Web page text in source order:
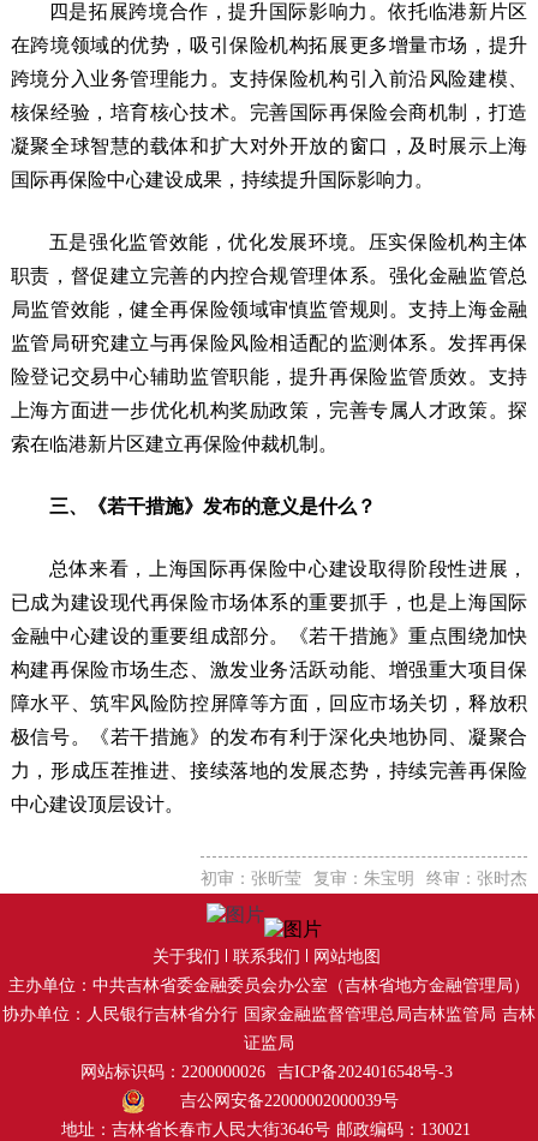
四是拓展跨境合作，提升国际影响力。依托临港新片区
在跨境领域的优势，吸引保险机构拓展更多增量市场，提升
跨境分入业务管理能力。支持保险机构引入前沿风险建模、
核保经验，培育核心技术。完善国际再保险会商机制，打造
凝聚全球智慧的载体和扩大对外开放的窗口，及时展示上海
国际再保险中心建设成果，持续提升国际影响力。
五是强化监管效能，优化发展环境。压实保险机构主体
职责，督促建立完善的内控合规管理体系。强化金融监管总
局监管效能，健全再保险领域审慎监管规则。支持上海金融
监管局研究建立与再保险风险相适配的监测体系。发挥再保
险登记交易中心辅助监管职能，提升再保险监管质效。支持
上海方面进一步优化机构奖励政策，完善专属人才政策。探
索在临港新片区建立再保险仲裁机制。
三、《若干措施》发布的意义是什么？
总体来看，上海国际再保险中心建设取得阶段性进展，
已成为建设现代再保险市场体系的重要抓手，也是上海国际
金融中心建设的重要组成部分。《若干措施》重点围绕加快
构建再保险市场生态、激发业务活跃动能、增强重大项目保
障水平、筑牢风险防控屏障等方面，回应市场关切，释放积
极信号。《若干措施》的发布有利于深化央地协同、凝聚合
力，形成压茬推进、接续落地的发展态势，持续完善再保险
中心建设顶层设计。
初审：张昕莹 复审：朱宝明 终审：张时杰
关于我们 联系我们
网站地图
主办单位：中共吉林省委金融委员会办公室（吉林省地方金融管理局）
协办单位：人民银行吉林省分行 国家金融监督管理总局吉林监管局 吉林
证监局
网站标识码：2200000026
吉ICP备2024016548号-3
吉公网安备22000002000039号
地址：吉林省长春市人民大街3646号 邮政编码：130021